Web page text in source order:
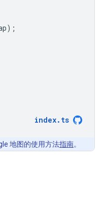
);
index. ts
地图的使用方法指南。